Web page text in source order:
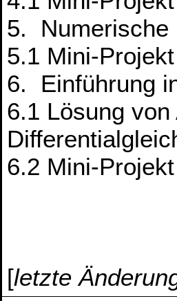
5. Numerische
5.1 Mini-Projekt
6. Einführung
6.1 Lösung
6.2 Mini-Projekt
[letzte